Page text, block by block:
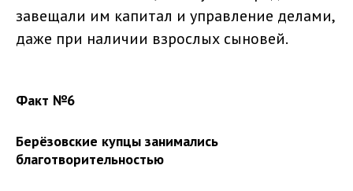
завещали им капитал и управление делами,
даже при наличии взрослых сыновей.
Факт №6
Берёзовские купцы занимались
благотворительностью